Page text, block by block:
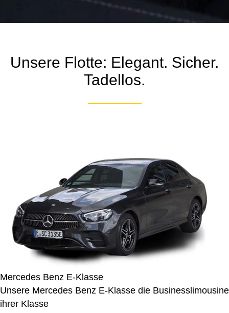
Unsere Flotte: Elegant. Sicher.
Tadellos.
Mercedes Benz E-Klasse
Unsere Mercedes Benz E-Klasse die Businesslimousine
ihrer Klasse